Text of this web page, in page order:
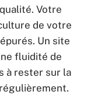
Votre
de votre
Un site
fluidité de
à rester sur la